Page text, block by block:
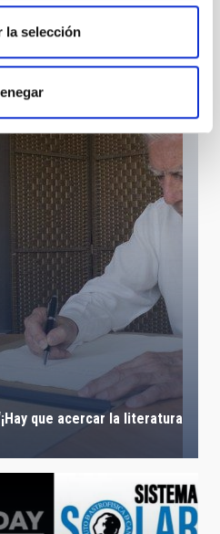
la selección
que acercar la literatura